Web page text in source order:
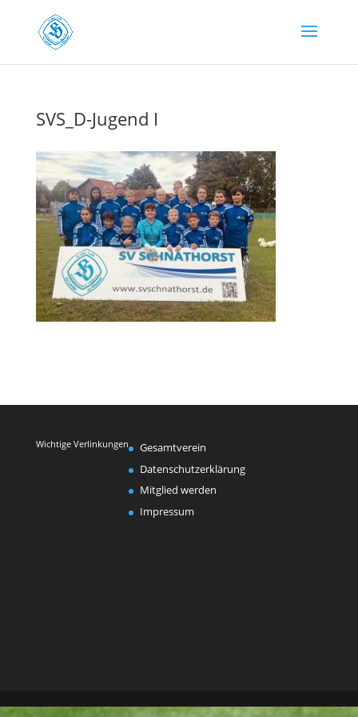
SVS_D-Jugend I
Wichtige Verlinkungen
Gesamtverein
Datenschutzerklärung
Mitglied werden
Impressum